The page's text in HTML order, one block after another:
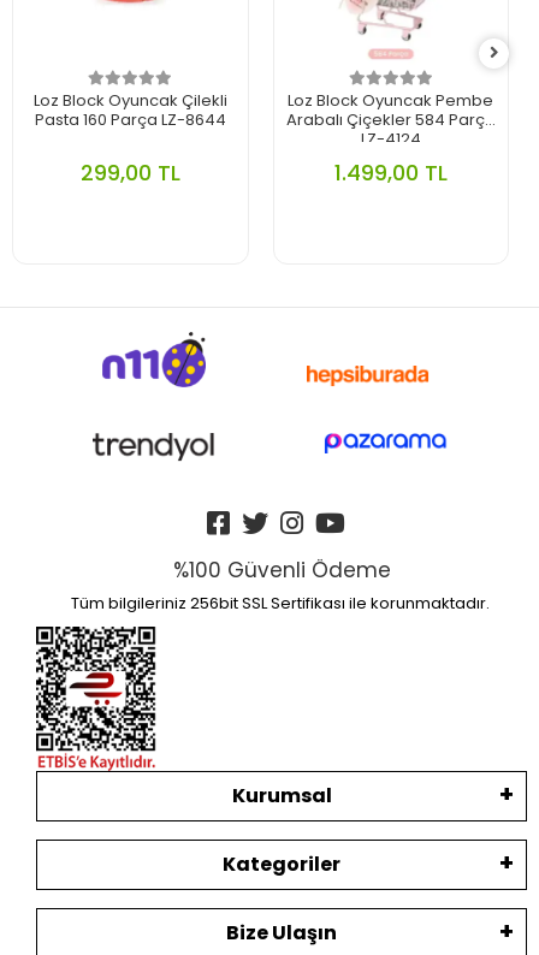
Loz Block Oyuncak Çilekli
Pasta 160 Parça LZ-8644
299,00 TL
Loz Block Oyuncak Pembe
Arabalı Çiçekler 584 Parça
LZ-4124
1.499,00 TL
%100 Güvenli Ödeme
Tüm bilgileriniz 256bit SSL Sertifikası ile korunmaktadır.
Kurumsal
Kategoriler
Bize Ulaşın